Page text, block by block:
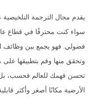
يقدم مجال الترجمة التلخيصية
سواء كنت محترفًا في قطاع
فضولي. فهو يجمع بين وظائف
وتحقق منها وقم بتطبيقها على
تحسن فهمك للعالم فحسب،
الأرضية مكانًا أصغر وأكثر